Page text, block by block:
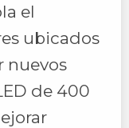
el
ubicados
nuevos
de 400